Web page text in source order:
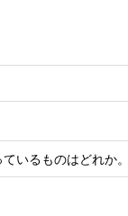
いるものはどれか。